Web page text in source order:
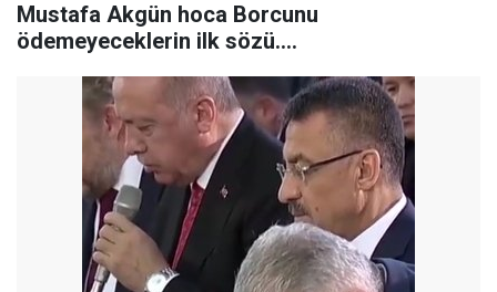
Mustafa Akgün hoca Borcunu
ödemeyeceklerin ilk sözü....